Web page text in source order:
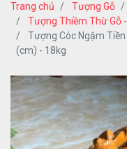
Trang chủ Tượng Gỗ
Tượng Thiềm Thừ Gỗ
Tượng Cóc Ngậm
(cm) - 18kg